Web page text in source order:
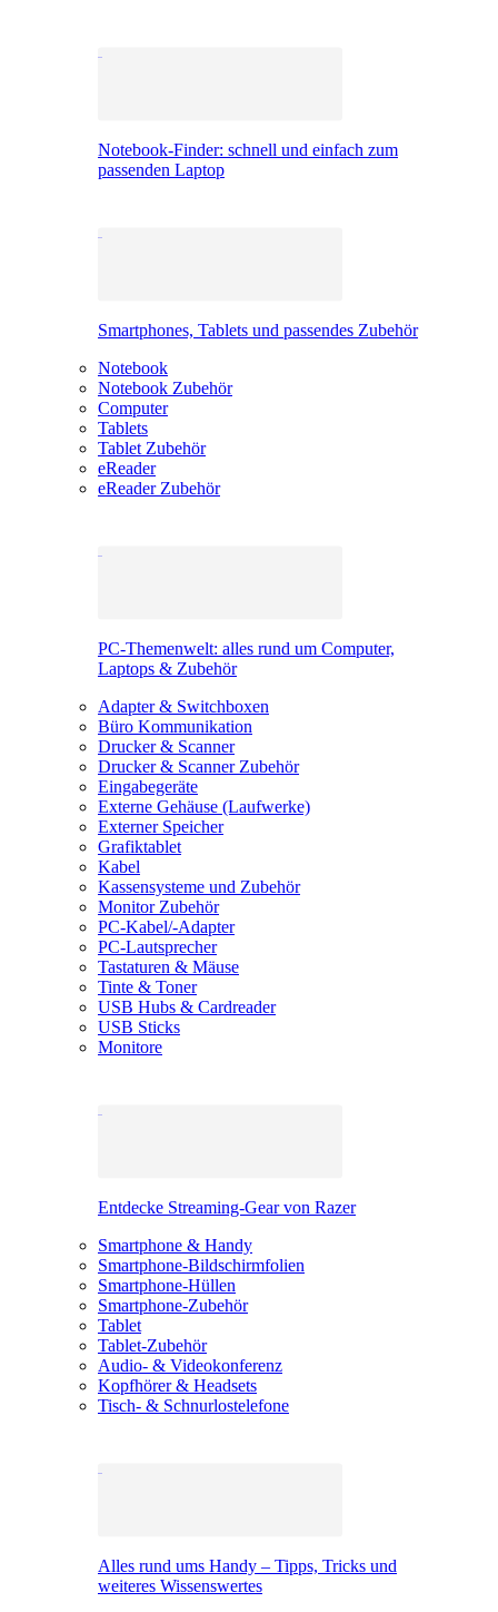
Notebook-Finder: schnell und einfach zum
passenden Laptop
Smartphones, Tablets und passendes Zubehör
Notebook
Notebook Zubehör
Computer
Tablets
Tablet Zubehör
eReader
eReader Zubehör
PC-Themenwelt: alles rund um Computer,
Laptops & Zubehör
Adapter & Switchboxen
Büro Kommunikation
Drucker & Scanner
Drucker & Scanner Zubehör
Eingabegeräte
Externe Gehäuse (Laufwerke)
Externer Speicher
Grafiktablet
Kabel
Kassensysteme und Zubehör
Monitor Zubehör
PC-Kabel/-Adapter
PC-Lautsprecher
Tastaturen & Mäuse
Tinte & Toner
USB Hubs & Cardreader
USB Sticks
Monitore
Entdecke Streaming-Gear von Razer
Smartphone & Handy
Smartphone-Bildschirmfolien
Smartphone-Hüllen
Smartphone-Zubehör
Tablet
Tablet-Zubehör
Audio- & Videokonferenz
Kopfhörer & Headsets
Tisch- & Schnurlostelefone
Alles rund ums Handy – Tipps, Tricks und
weiteres Wissenswertes